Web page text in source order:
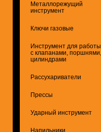
Металлорежущий
инструмент
Ключи газовые
Инструмент для работы
с клапанами, поршнями,
цилиндрами
Рассухариватели
Прессы
Ударный инструмент
Напильники